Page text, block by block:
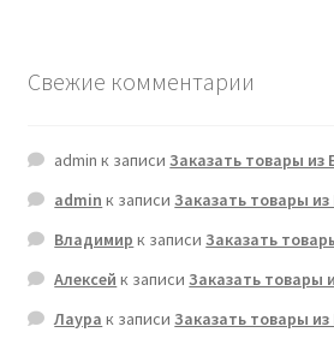
Свежие комментарии
admin к записиЗаказать товары из
admin к записиЗаказать товары
Владимир к записиЗаказать
Алексей к записиЗаказать товары
Лаура к записиЗаказать товары